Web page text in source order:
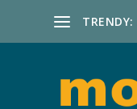
TRENDY: